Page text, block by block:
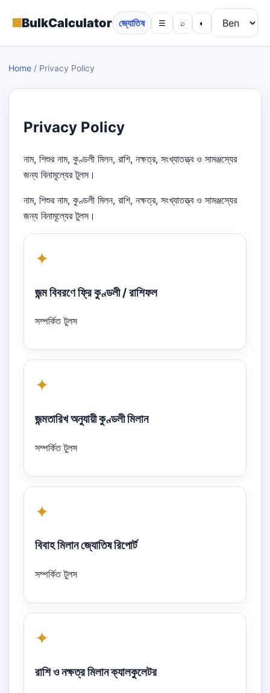
▦BulkCalculator জ্যোতিষ ☰ ⌕ ◐
Home / Privacy Policy
Privacy Policy
নাম, শিশুর নাম, কুণ্ডলী মিলন, রাশি, নক্ষত্র, সংখ্যাতত্ত্ব ও সামঞ্জস্যের
জন্য বিনামূল্যের টুলস।
নাম, শিশুর নাম, কুণ্ডলী মিলন, রাশি, নক্ষত্র, সংখ্যাতত্ত্ব ও সামঞ্জস্যের
জন্য বিনামূল্যের টুলস।
✦
জন্ম বিবরণে ফ্রি কুণ্ডলী / রাশিফল
সম্পর্কিত টুলস
✦
জন্মতারিখ অনুযায়ী কুণ্ডলী মিলান
সম্পর্কিত টুলস
✦
বিবাহ মিলান জ্যোতিষ রিপোর্ট
সম্পর্কিত টুলস
✦
রাশি ও নক্ষত্র মিলান ক্যালকুলেটর